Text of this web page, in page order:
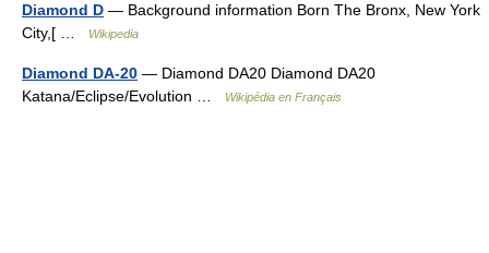
Diamond D — Background information Born The Bronx, New York
City,[ …
Wikipedia
Diamond DA-20 — Diamond DA20 Diamond DA20
Katana/Eclipse/Evolution …
Wikipédia en Français